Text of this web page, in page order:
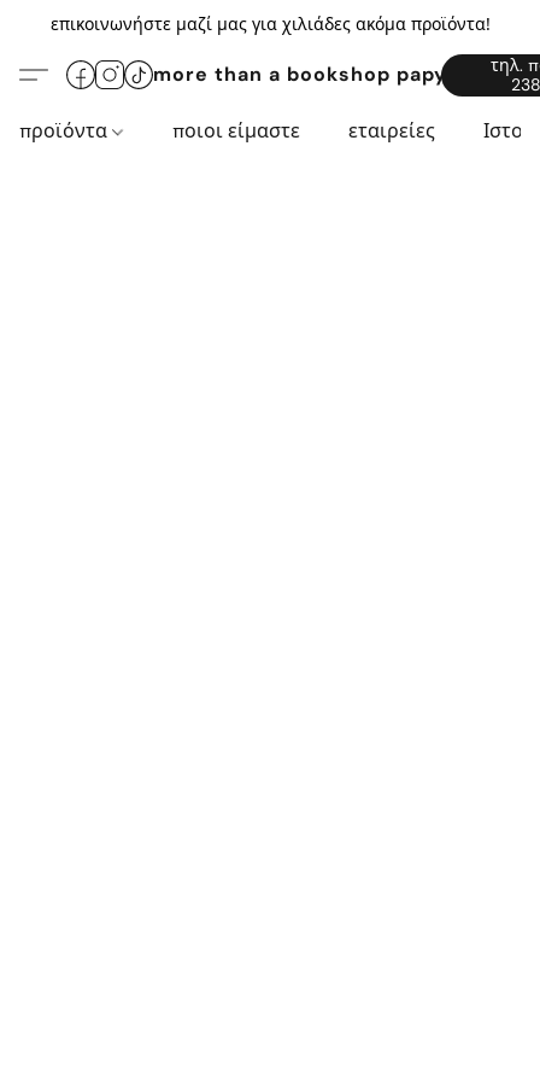
επικοινωνήστε μαζί μας για χιλιάδες ακόμα προϊόντα!
more than a bookshop
τηλ.
προϊόντα ποιοι είμαστε εταιρείες